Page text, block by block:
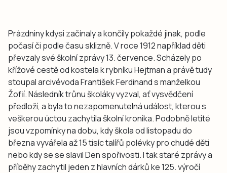
Prázdniny kdysi začínaly a končily pokaždé jinak, podle
počasí či podle času sklizně. V roce 1912 například děti
převzaly své školní zprávy 13. července. Scházely po
křížové cestě od kostela k rybníku Hejtman a právě tudy
stoupal arcivévoda František Ferdinand s manželkou
Žofií. Následník trůnu školáky vyzval, ať vysvědčení
předloží, a byla to nezapomenutelná událost, kterou s
veškerou úctou zachytila školní kronika. Podobně letité
jsou vzpomínky na dobu, kdy škola od listopadu do
března vyvářela až 15 tisíc talířů polévky pro chudé děti
nebo kdy se se slavil Den spořivosti. I tak staré zprávy a
příběhy zachytil jeden z hlavních dárků ke 125. výročí